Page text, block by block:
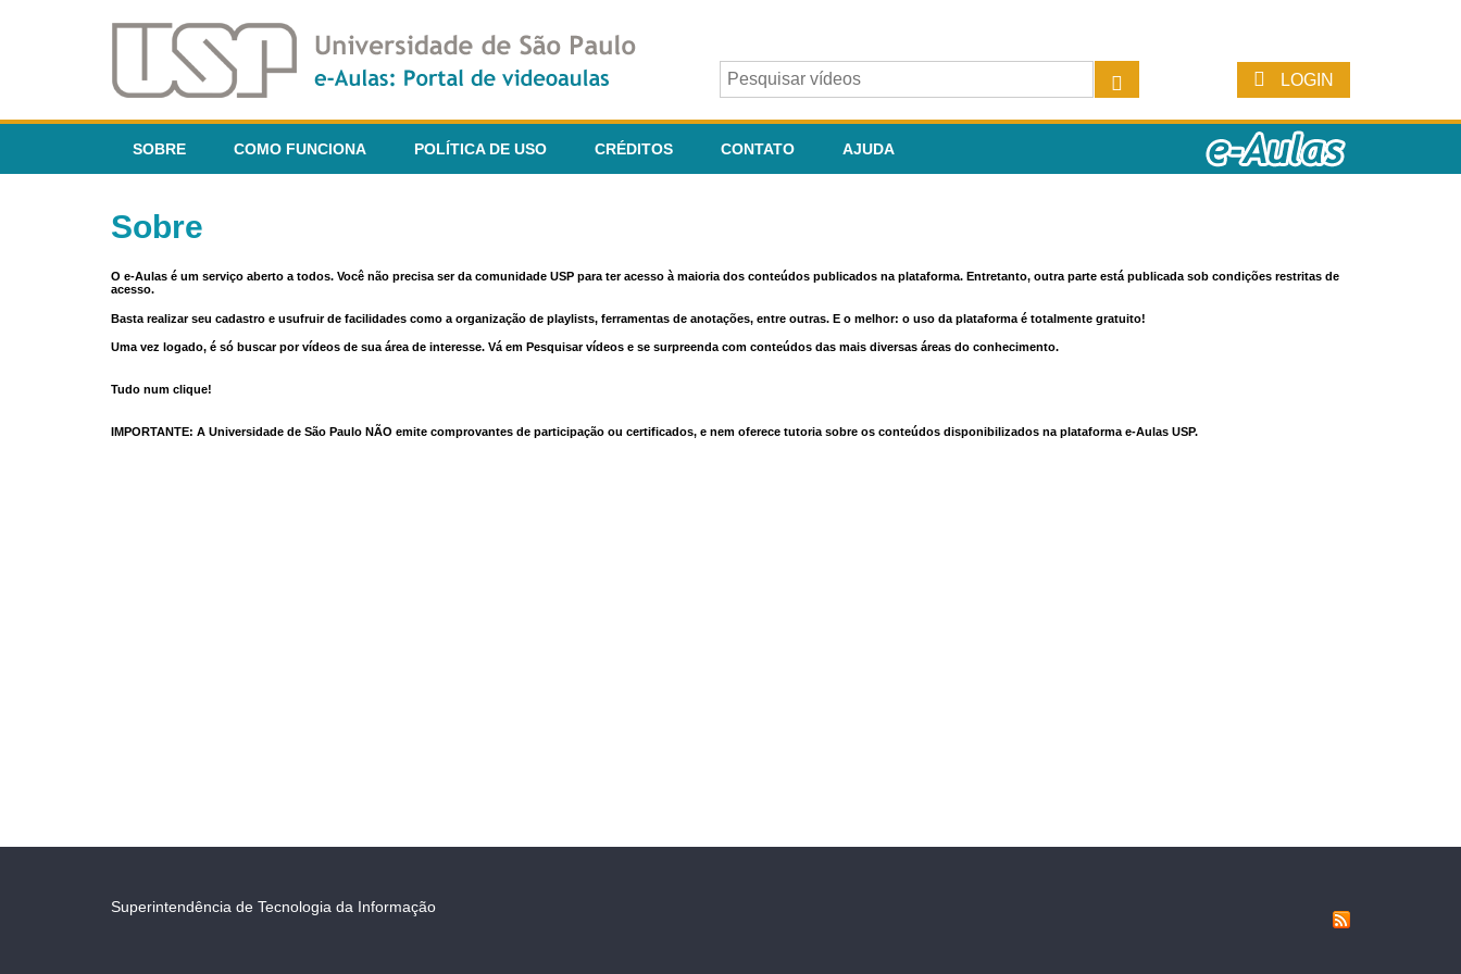
LOGIN
SOBRE COMO FUNCIONA POLÍTICA DE USO CRÉDITOS CONTATO AJUDA
Sobre
O e-Aulas é um serviço aberto a todos. Você não precisa ser da comunidade USP para ter acesso à maioria dos conteúdos publicados na plataforma. Entretanto, outra parte está publicada sob condições restritas de
acesso.
Basta realizar seu cadastro e usufruir de facilidades como a organização de playlists, ferramentas de anotações, entre outras. E o melhor: o uso da plataforma é totalmente gratuito!
Uma vez logado, é só buscar por vídeos de sua área de interesse. Vá em Pesquisar vídeos e se surpreenda com conteúdos das mais diversas áreas do conhecimento.
Tudo num clique!
IMPORTANTE: A Universidade de São Paulo NÃO emite comprovantes de participação ou certificados, e nem oferece tutoria sobre os conteúdos disponibilizados na plataforma e-Aulas USP.
Superintendência de Tecnologia da Informação